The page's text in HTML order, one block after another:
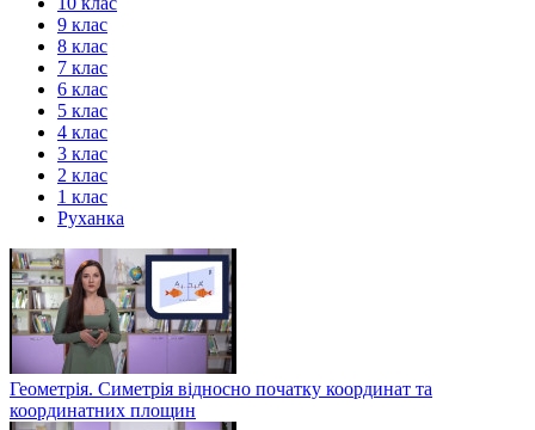
9 клас
8 клас
7 клас
6 клас
5 клас
4 клас
3 клас
2 клас
1 клас
Руханка
Геометрія. Симетрія відносно початку координат та
координатних площин